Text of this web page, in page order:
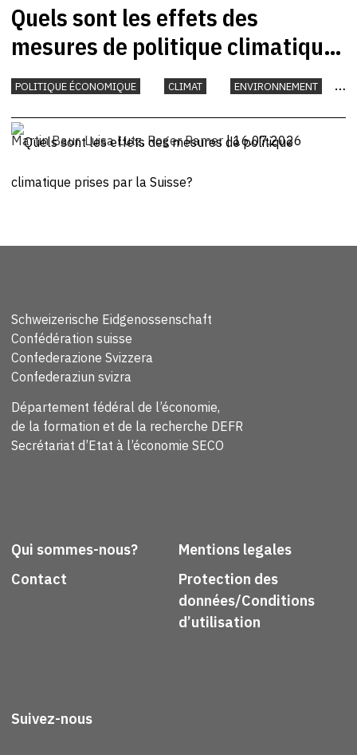
Quels sont les effets des
mesures de politique climatique
prises par la Suisse?
POLITIQUE ÉCONOMIQUE CLIMAT
ENVIRONNEMENT
Martin Baur,Luisa Lutz, Roger Ramer| 16.07.2026
Schweizerische Eidgenossenschaft
Confédération suisse
Confederazione Svizzera
Confederaziun svizra
Département fédéral de l’économie,
de la formation et de la recherche DEFR
Secrétariat d’Etat à l’économie SECO
Qui sommes-nous?
Contact
Mentions legales
Protection des
données/Conditions
d’utilisation
Suivez-nous